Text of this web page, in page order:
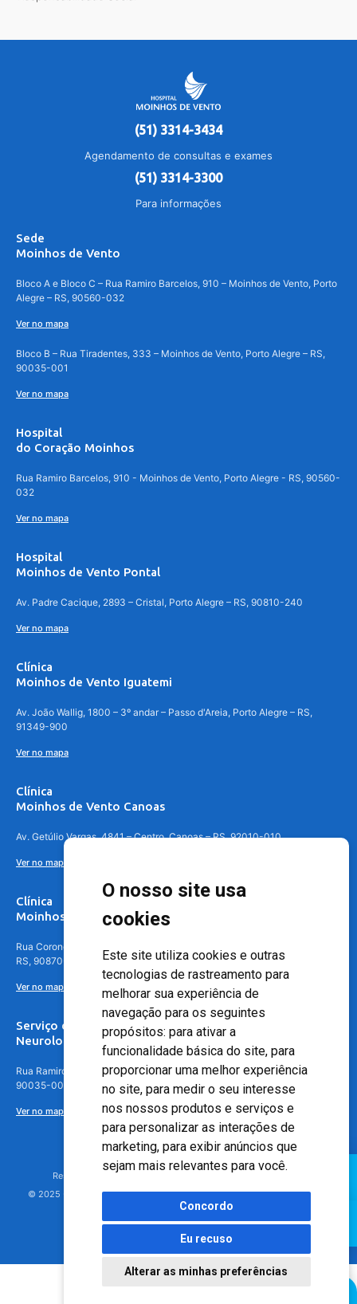
O nosso site usa
cookies
Este site utiliza cookies e outras
tecnologias de rastreamento para
melhorar sua experiência de
navegação para os seguintes
propósitos: para ativar a
funcionalidade básica do site, para
proporcionar uma melhor experiência
no site, para medir o seu interesse
nos nossos produtos e serviços e
para personalizar as interações de
marketing, para exibir anúncios que
sejam mais relevantes para você.
Concordo
Eu recuso
Alterar as minhas preferências
(51) 3314-3434
Agendamento de consultas e exames
(51) 3314-3300
Para informações
Sede
Moinhos de Vento
Bloco A e Bloco C – Rua Ramiro Barcelos, 910 – Moinhos de Vento, Porto
Alegre – RS, 90560-032
Ver no mapa
Bloco B – Rua Tiradentes, 333 – Moinhos de Vento, Porto Alegre – RS,
90035-001
Ver no mapa
Hospital
do Coração Moinhos
Rua Ramiro Barcelos, 910 - Moinhos de Vento, Porto Alegre - RS, 90560-
032
Ver no mapa
Hospital
Moinhos de Vento Pontal
Av. Padre Cacique, 2893 – Cristal, Porto Alegre – RS, 90810-240
Ver no mapa
Clínica
Moinhos de Vento Iguatemi
Av. João Wallig, 1800 – 3º andar – Passo d'Areia, Porto Alegre – RS,
91349-900
Ver no mapa
Clínica
Moinhos de Vento Canoas
Av. Getúlio Vargas, 4841 – Centro, Canoas – RS, 92010-010
Ver no mapa
Clínica
Moinhos de Vento - Teresópolis
Rua Coronel Aparício Borges, 250 - 3º andar - Teresópolis, Porto Alegre -
RS, 90870-016
Ver no mapa
Serviço de
Neurologia
Rua Ramiro Barcelos, 630 – 5º andar – Floresta, Porto Alegre – RS,
90035-001
Ver no mapa
Responsável Técnico: Dr. Luiz Antonio Nasi - CREMERS 11217
© 2025 - Hospital Moinhos de Vento - Registro Empresa (CRM-RS): 425